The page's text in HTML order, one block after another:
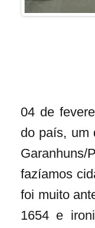
04 de
do país, um
fazíamos
foi muito
1654 e